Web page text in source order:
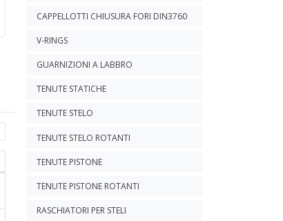
CAPPELLOTTI CHIUSURA FORI DIN3760
V-RINGS
GUARNIZIONI A LABBRO
TENUTE STATICHE
TENUTE STELO
TENUTE STELO ROTANTI
TENUTE PISTONE
TENUTE PISTONE ROTANTI
RASCHIATORI PER STELI